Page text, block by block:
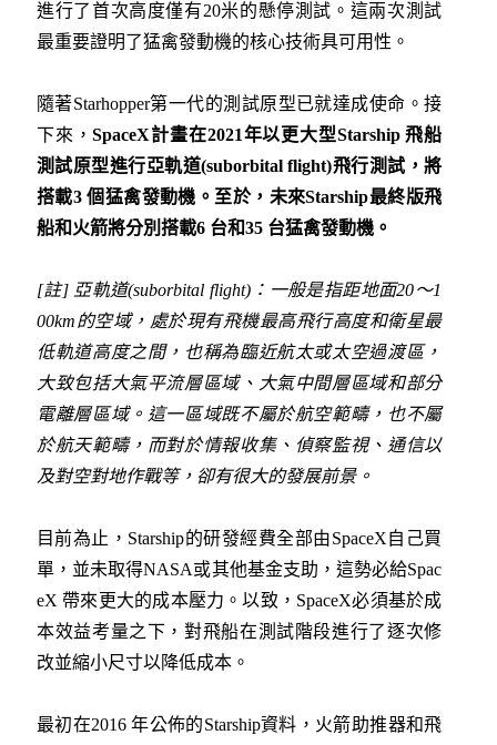
進行了首次高度僅有20米的懸停測試。這兩次測試
最重要證明了猛禽發動機的核心技術具可用性。
隨著Starhopper第一代的測試原型已就達成使命。接
下來，SpaceX計畫在2021年以更大型Starship飛船
測試原型進行亞軌道(suborbital flight)飛行測試，將
搭載3個猛禽發動機。至於，未來Starship最終版飛
船和火箭將分別搭載6 台和35 台猛禽發動機。
[註] 亞軌道(suborbital flight)：一般是指距地面20～1
00km的空域，處於現有飛機最高飛行高度和衛星最
低軌道高度之間，也稱為臨近航太或太空過渡區，
大致包括大氣平流層區域、大氣中間層區域和部分
電離層區域。這一區域既不屬於航空範疇，也不屬
於航天範疇，而對於情報收集、偵察監視、通信以
及對空對地作戰等，卻有很大的發展前景。
目前為止，Starship的研發經費全部由SpaceX自己買
單，並未取得NASA或其他基金支助，這勢必給Spac
eX 帶來更大的成本壓力。以致，SpaceX必須基於成
本效益考量之下，對飛船在測試階段進行了逐次修
改並縮小尺寸以降低成本。
最初在2016 年公佈的Starship資料，火箭助推器和飛